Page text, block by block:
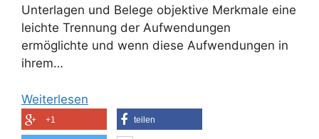
Unterlagen und Belege objektive Merkmale eine
leichte Trennung der Aufwendungen
ermöglichte und wenn diese Aufwendungen in
ihrem…
Weiterlesen
+1 teilen